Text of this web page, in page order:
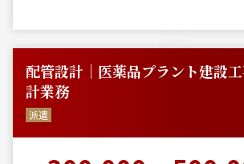
配管設計｜医薬品プラント建設
計業務
派遣